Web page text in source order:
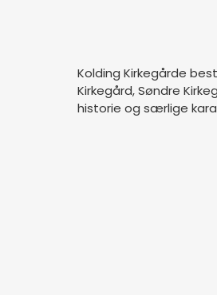
Kolding Kirkegårde
Kirkegård, Søndre
historie og særlige